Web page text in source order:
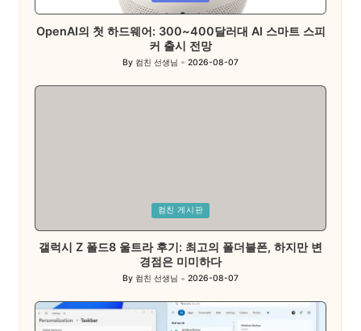
OpenAI의 첫 하드웨어: 300~400달러대 AI 스마트 스피
커 출시 전망
Posted
By 컴친 선생님 2026-08-07
컴친 게시판
갤럭시 Z 폴드8 울트라 후기: 최고의 폴더블폰, 하지만 변
경점은 미미하다
Posted
By 컴친 선생님 2026-08-07